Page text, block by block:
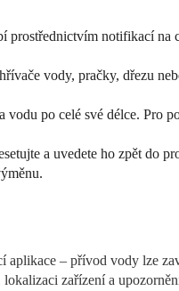
prostřednictvím notifikací na
vody, pračky, dřezu
po celé své délce. Pro
a uvedete ho zpět do
aplikace – přívod vody lze
zařízení a